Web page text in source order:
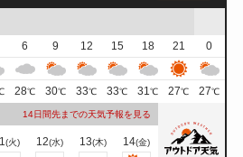
6 9 12 15 18 21
0
28℃ 30℃ 33℃ 33℃ 31℃ 27℃ 27℃
14日間先までの天気予報を見る
(火) 12(水) 13(木) 14(金)